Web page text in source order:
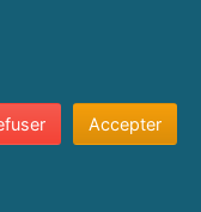
Twitter
Accepter